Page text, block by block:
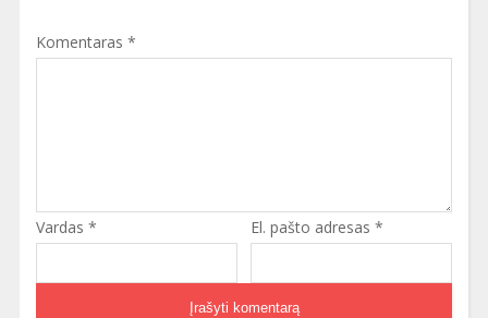
Komentaras *
Vardas * El. pašto adresas *